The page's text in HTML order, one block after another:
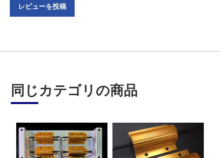
レビューを投稿
同じカテゴリの商品